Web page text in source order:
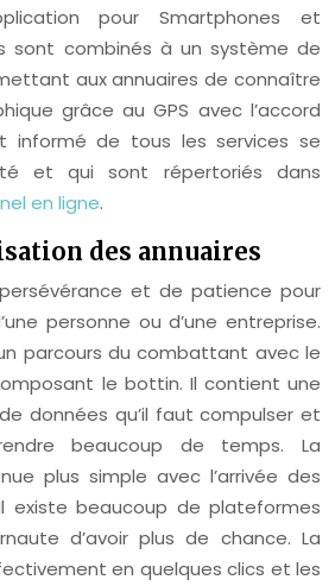
pour Smartphones et
sont combinés à un système de
aux annuaires de connaître
grâce au GPS avec l’accord
informé de tous les services se
et qui sont répertoriés dans
en ligne.
des annuaires
et de patience pour
personne ou d’une entreprise.
parcours du combattant avec le
le bottin. Il contient une
données qu’il faut compulser et
beaucoup de temps. La
plus simple avec l’arrivée des
existe beaucoup de plateformes
d’avoir plus de chance. La
en quelques clics et les